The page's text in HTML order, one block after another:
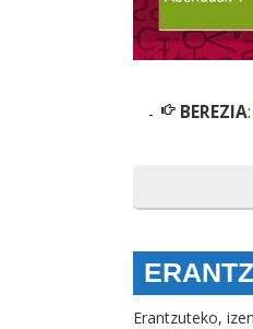
BEREZIA:
Erantzuteko,